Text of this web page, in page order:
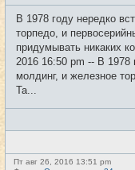
В 1978 году нередко
торпедо, и
придумывать никаких
2016 16:50 pm -- В 1978
молдинг, и железное
Та...
Пт авг 26, 2016 13:51 pm